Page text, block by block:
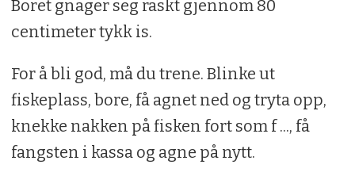
Boret gnager seg raskt gjennom 80
centimeter tykk is.
For å bli god, må du trene. Blinke ut
fiskeplass, bore, få agnet ned og tryta opp,
knekke nakken på fisken fort som f ..., få
fangsten i kassa og agne på nytt.